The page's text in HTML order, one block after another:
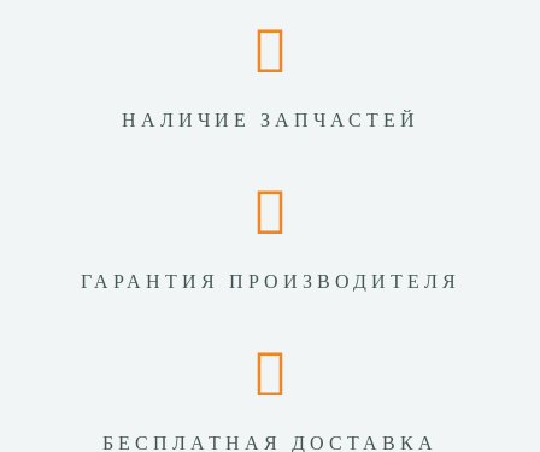
НАЛИЧИЕ ЗАПЧАСТЕЙ
ГАРАНТИЯ ПРОИЗВОДИТЕЛЯ
БЕСПЛАТНАЯ ДОСТАВКА